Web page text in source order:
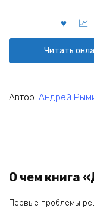
Читать
Автор: Андрей
О чем книга
Первые проблемы